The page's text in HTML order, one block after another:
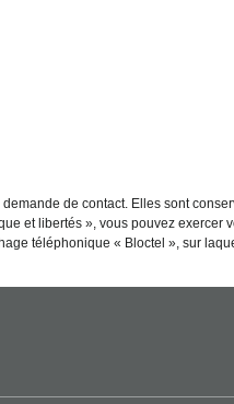
de contact. Elles sont
et libertés », vous pouvez exercer
téléphonique « Bloctel », sur